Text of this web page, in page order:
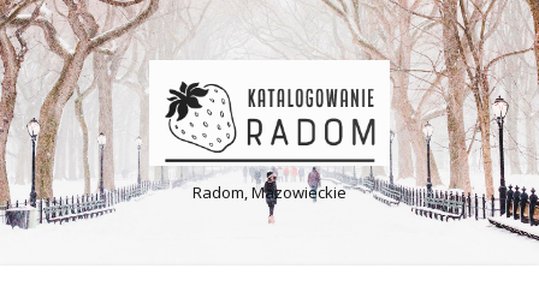
Radom, Mazowieckie